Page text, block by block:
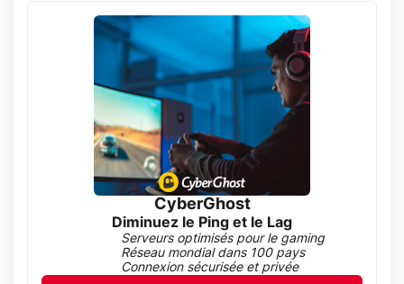
CyberGhost
Diminuez le Ping et le Lag
Serveurs optimisés pour le gaming
Réseau mondial dans 100 pays
Connexion sécurisée et privée